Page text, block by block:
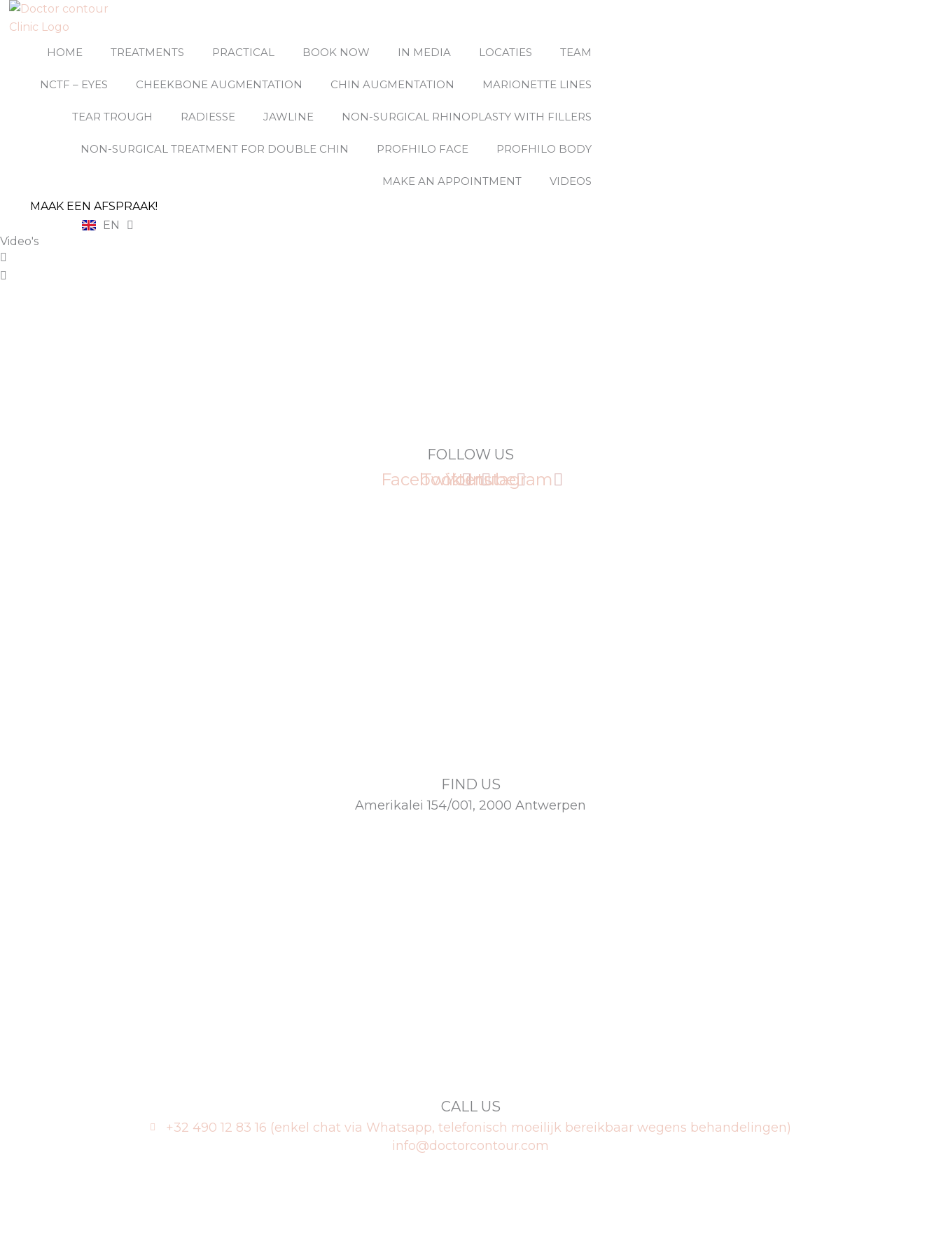
Skip
to
HOME TREATMENTS PRACTICAL BOOK NOW IN MEDIA LOCATIES TEAM
NCTF – EYES CHEEKBONE AUGMENTATION CHIN AUGMENTATION MARIONETTE LINES
TEAR TROUGH RADIESSE JAWLINE NON-SURGICAL RHINOPLASTY WITH FILLERS
NON-SURGICAL TREATMENT FOR DOUBLE CHIN PROFHILO FACE PROFHILO BODY
MAKE AN APPOINTMENT
VIDEOS
MAAK EEN AFSPRAAK!
EN
NL
Video's
FOLLOW US
Facebook
Twitter
Youtube
Instagram
FIND US
Amerikalei 154/001, 2000 Antwerpen
CALL US
+32 490 12 83 16 (enkel chat via Whatsapp, telefonisch moeilijk bereikbaar wegens behandelingen)
info@doctorcontour.com